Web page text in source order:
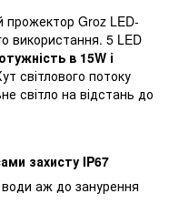
прожектор Groz LED-
використання. 5 LED
в 15W і
світлового потоку
світло на відстань до
захисту IP67
аж до занурення